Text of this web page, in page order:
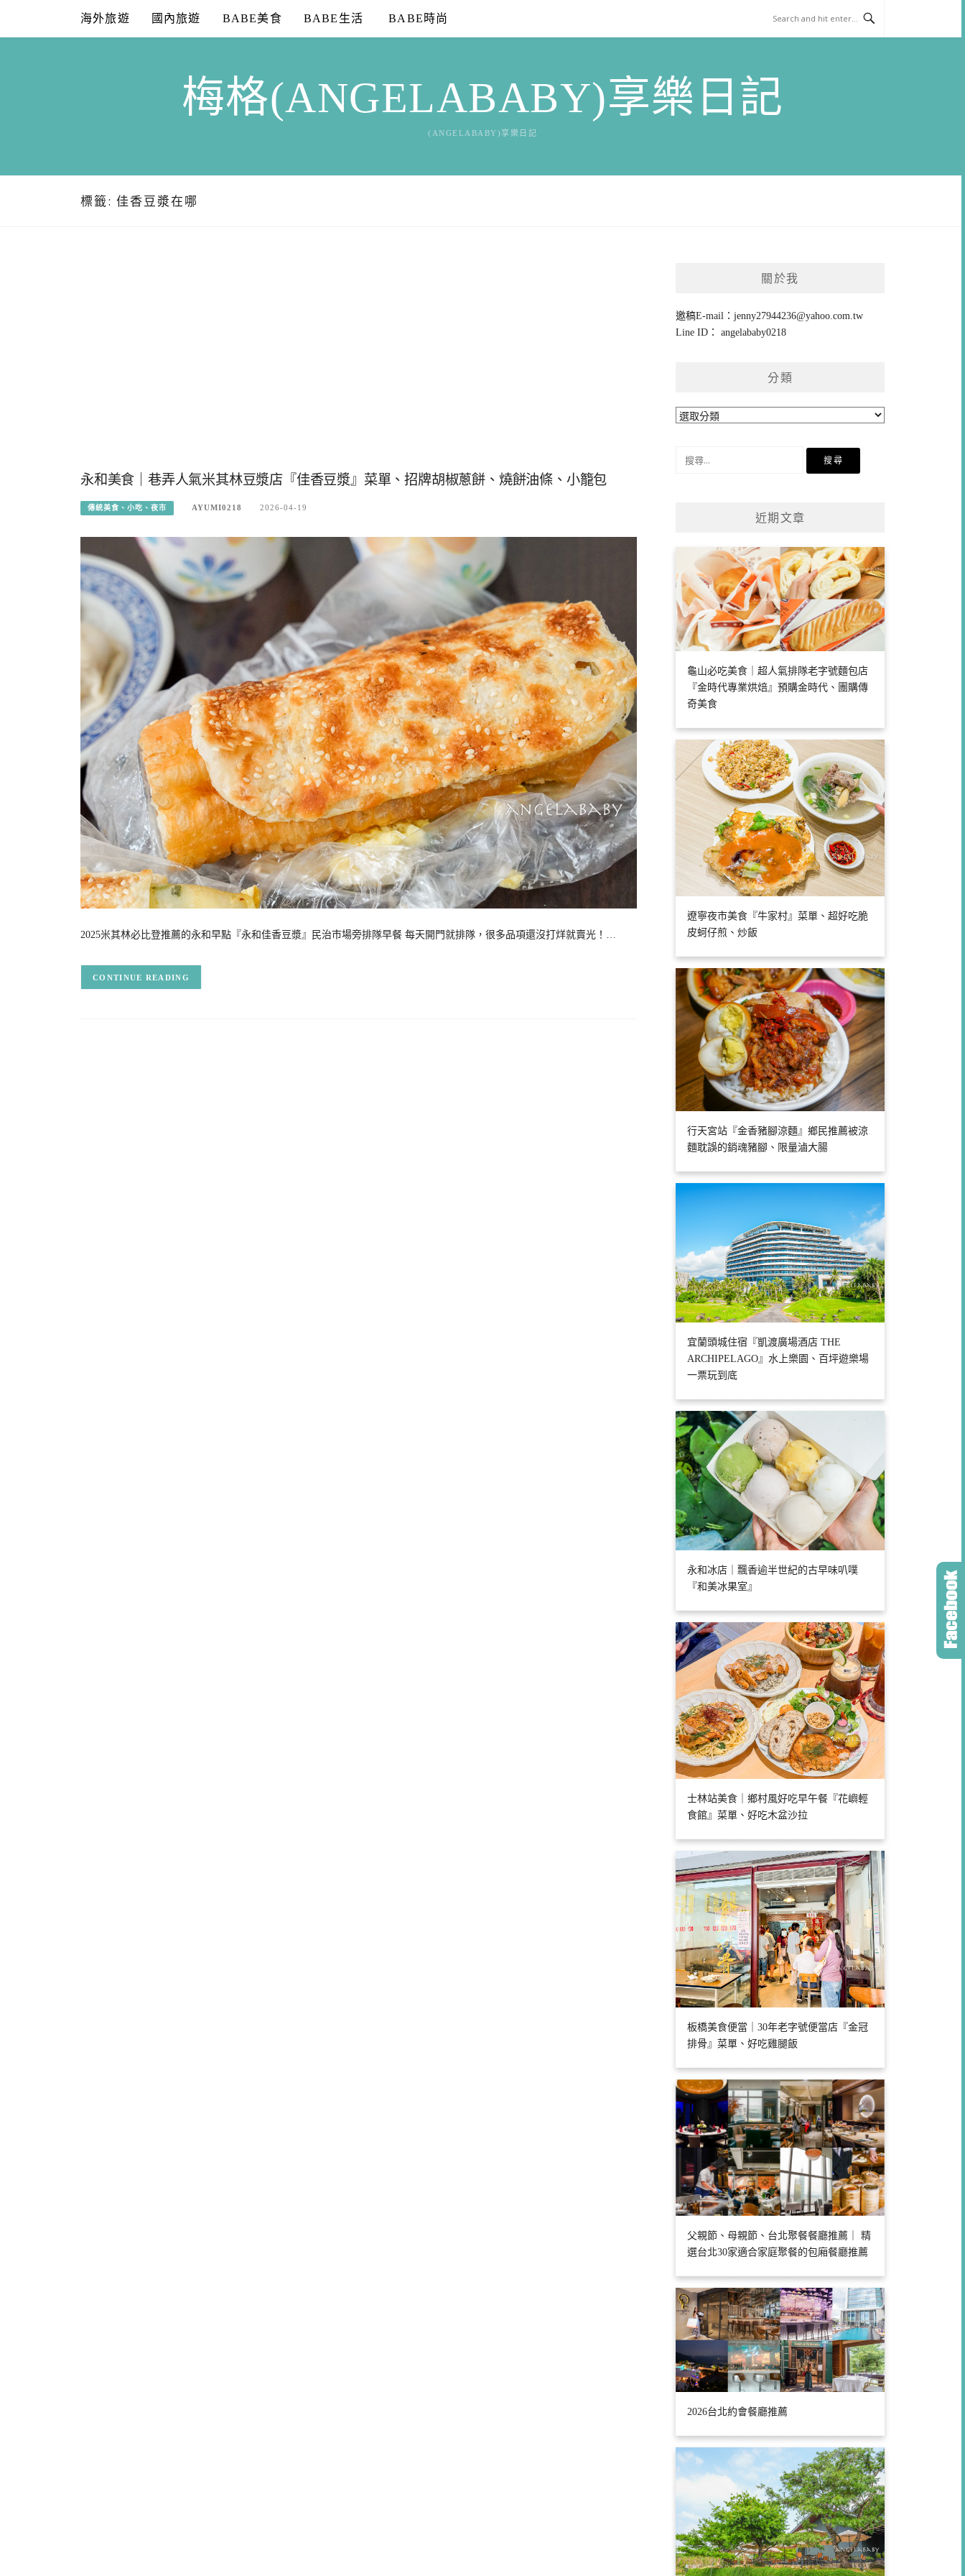
content
海外旅遊 國內旅遊 BABE美食 BABE生活 BABE時尚
梅格(ANGELABABY)享樂日記
(ANGELABABY)享樂日記
標籤: 佳香豆漿在哪
永和美食｜巷弄人氣米其林豆漿店『佳香豆漿』菜單、招牌胡椒蔥餅、燒餅油條、小籠包
傳統美食、小吃、夜市 AYUMI0218 2026-04-19
2025米其林必比登推薦的永和早點『永和佳香豆漿』民治市場旁排隊早餐 每天開門就排隊，很多品項還沒打烊就賣光！…
CONTINUE READING
關於我
邀稿E-mail：jenny27944236@yahoo.com.tw
Line ID： angelababy0218
分類
分
近期文章
龜山必吃美食｜超人氣排隊老字號麵包店
『金時代專業烘焙』預購金時代、團購傳
奇美食
遼寧夜市美食『牛家村』菜單、超好吃脆
皮蚵仔煎、炒飯
行天宮站『金香豬腳涼麵』鄉民推薦被涼
麵耽誤的銷魂豬腳、限量滷大腸
宜蘭頭城住宿『凱渡廣場酒店 THE
ARCHIPELAGO』水上樂園、百坪遊樂場
一票玩到底
永和冰店｜飄香逾半世紀的古早味叭噗
『和美冰果室』
士林站美食｜鄉村風好吃早午餐『花嶼輕
食館』菜單、好吃木盆沙拉
板橋美食便當｜30年老字號便當店『金冠
排骨』菜單、好吃雞腿飯
父親節、母親節、台北聚餐餐廳推薦｜ 精
選台北30家適合家庭聚餐的包廂餐廳推薦
2026台北約會餐廳推薦